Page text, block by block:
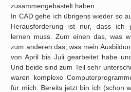
zusammengebastelt haben.
In CAD gehe ich übrigens wieder so
Herausforderung ist nur, dass ich
lernen muss. Zum einen das, was
zum anderen das, was mein
von April bis Juli gearbeitet habe
Und beide sind zum Teil sehr
waren komplexe
für mich. Bereits jetzt bin ich (schon